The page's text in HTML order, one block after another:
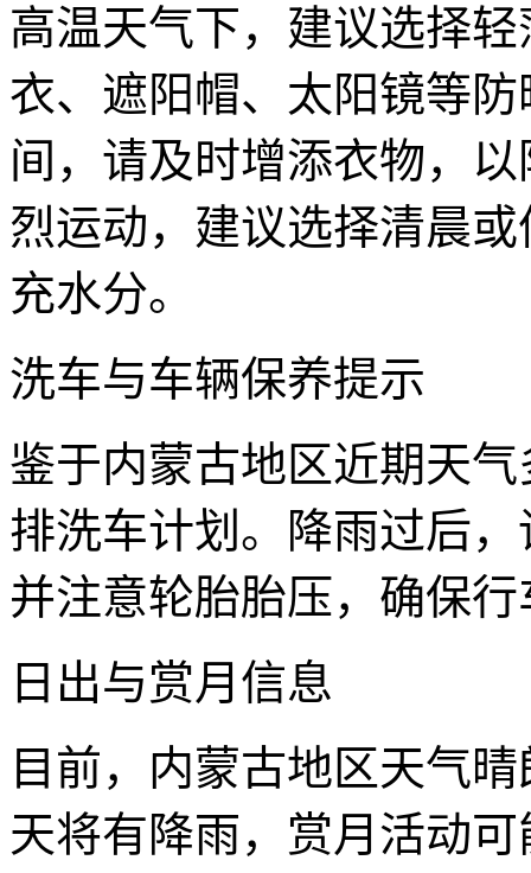
高温天气下，建议选择
衣、遮阳帽、太阳镜等
间，请及时增添衣物，
烈运动，建议选择清晨
充水分。
洗车与车辆保养提示
鉴于内蒙古地区近期天
排洗车计划。降雨过后
并注意轮胎胎压，确保
日出与赏月信息
目前，内蒙古地区天气
天将有降雨，赏月活动